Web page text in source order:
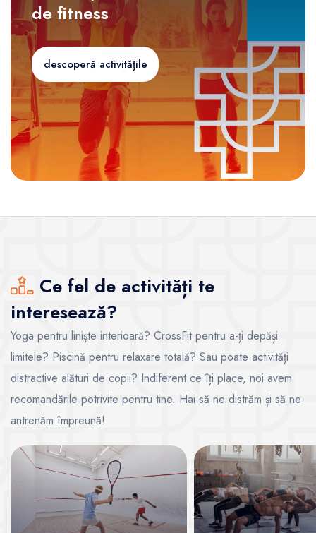
de fitness
descoperă activitățile
Ce fel de activități te
interesează?
Yoga pentru liniște interioară? CrossFit pentru a-ți depăși
limitele? Piscină pentru relaxare totală? Sau poate activități
distractive alături de copii? Indiferent ce îți place, noi avem
recomandările potrivite pentru tine. Hai să ne distrăm și să ne
antrenăm împreună!